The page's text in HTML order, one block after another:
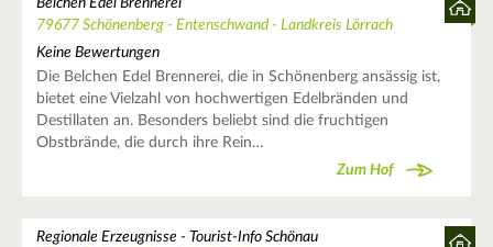
Belchen Edel Brennerei
79677 Schönenberg - Entenschwand - Landkreis Lörrach
Keine Bewertungen
Die Belchen Edel Brennerei, die in Schönenberg ansässig ist,
bietet eine Vielzahl von hochwertigen Edelbränden und
Destillaten an. Besonders beliebt sind die fruchtigen
Obstbrände, die durch ihre Rein…
Zum Hof
Regionale Erzeugnisse - Tourist-Info Schönau